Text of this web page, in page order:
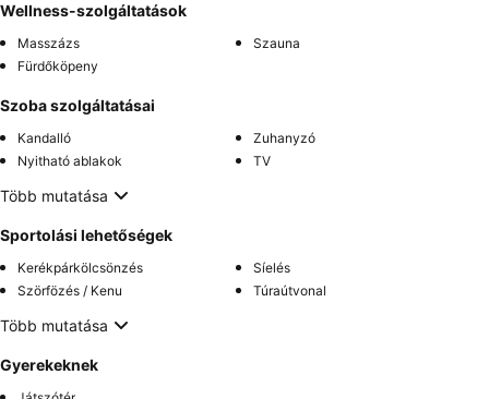
Wellness-szolgáltatások
Masszázs
Szauna
Fürdőköpeny
Szoba szolgáltatásai
Kandalló
Zuhanyzó
Nyitható ablakok
TV
Több mutatása
Sportolási lehetőségek
Kerékpárkölcsönzés
Síelés
Szörfözés / Kenu
Túraútvonal
Több mutatása
Gyerekeknek